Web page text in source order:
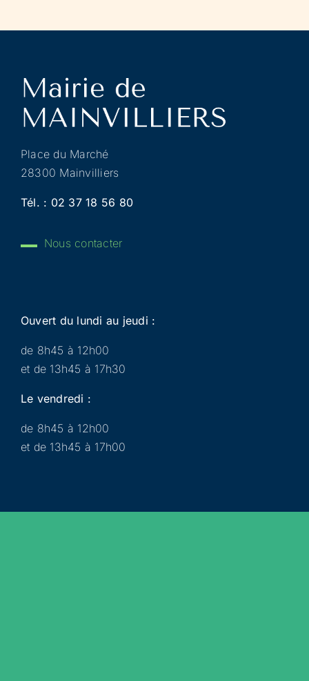
Place du Marché
28300 Mainvilliers
Tél. : 02 37 18 56 80
Nous contacter
Ouvert du lundi au jeudi :
de 8h45 à 12h00
et de 13h45 à 17h30
Le vendredi :
de 8h45 à 12h00
et de 13h45 à 17h00